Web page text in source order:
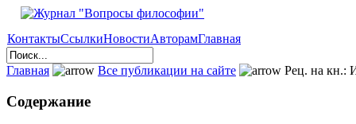
КонтактыСсылкиНовостиАвторамГлавная
Главная Все публикации на сайте Рец. на кн.:
Содержание